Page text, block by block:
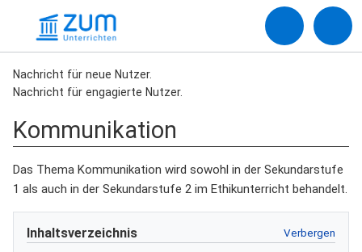
Nachricht für neue Nutzer.
Nachricht für engagierte Nutzer.
Kommunikation
Das Thema Kommunikation wird sowohl in der Sekundarstufe
1 als auch in der Sekundarstufe 2 im Ethikunterricht behandelt.
Inhaltsverzeichnis